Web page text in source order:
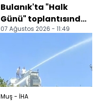
Bulanık'ta "Halk
Günü" toplantısında
vatandaşların
07 Ağustos 2026 - 11:49
Muş - İHA